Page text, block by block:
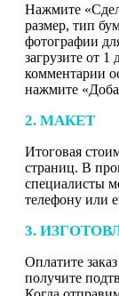
Нажмите
размер, тип
фотографии
загрузите от
комментарии
нажмите
2. МАКЕТ
Итоговая
страниц. В
специалисты
телефону или
3.
Оплатите
получите